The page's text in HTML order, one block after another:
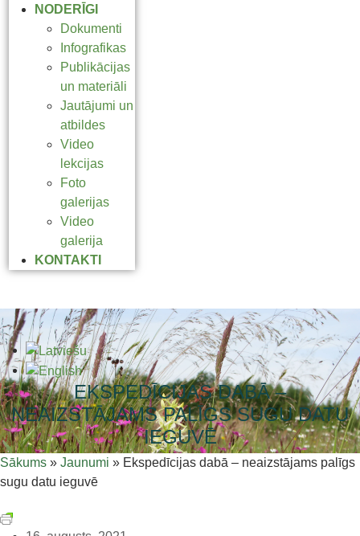
NODERĪGI
Dokumenti
Infografikas
Publikācijas
un materiāli
Jautājumi un
atbildes
Video
lekcijas
Foto
galerijas
Video
galerija
KONTAKTI
EKSPEDĪCIJAS DABĀ –
NEAIZSTĀJAMS PALĪGS SUGU DATU
IEGUVĒ
Sākums » Jaunumi » Ekspedīcijas dabā – neaizstājams palīgs
sugu datu ieguvē